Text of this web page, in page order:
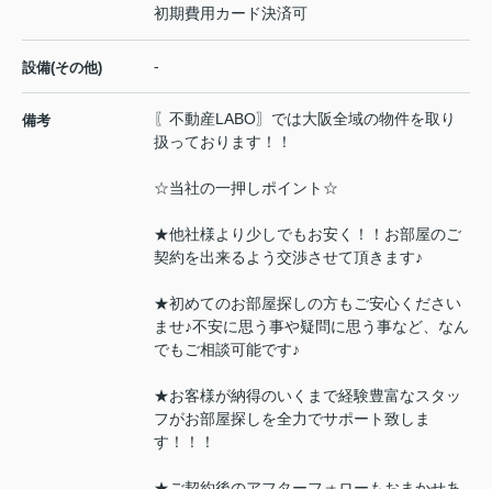
初期費用カード決済可
設備(その他) -
備考
〖不動産LABO〗では大阪全域の物件を取り
扱っております！！
☆当社の一押しポイント☆
★他社様より少しでもお安く！！お部屋のご
契約を出来るよう交渉させて頂きます♪
★初めてのお部屋探しの方もご安心ください
ませ♪不安に思う事や疑問に思う事など、なん
でもご相談可能です♪
★お客様が納得のいくまで経験豊富なスタッ
フがお部屋探しを全力でサポート致しま
す！！！